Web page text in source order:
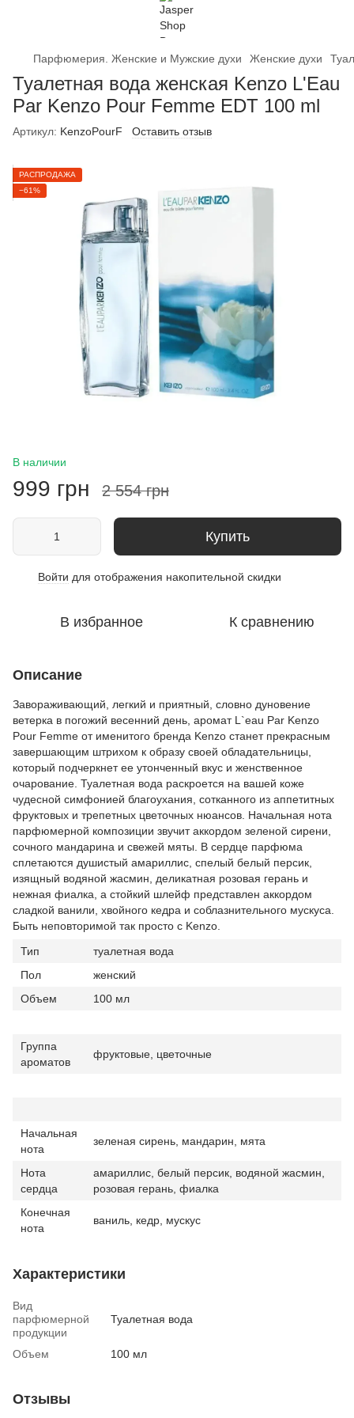
Парфюмерия. Женские и Мужские духи Женские духи
Туалетная вода женская Kenzo L'Eau
Par Kenzo Pour Femme EDT 100 ml
Артикул: KenzoPourF Оставить отзыв
РАСПРОДАЖА
−61%
В наличии
999 грн 2 554 грн
Купить
Войти для отображения накопительной скидки
В избранное К сравнению
Описание
Завораживающий, легкий и приятный, словно дуновение
ветерка в погожий весенний день, аромат L`eau Par Kenzo
Pour Femme от именитого бренда Kenzo станет прекрасным
завершающим штрихом к образу своей обладательницы,
который подчеркнет ее утонченный вкус и женственное
очарование. Туалетная вода раскроется на вашей коже
чудесной симфонией благоухания, сотканного из аппетитных
фруктовых и трепетных цветочных нюансов. Начальная нота
парфюмерной композиции звучит аккордом зеленой сирени,
сочного мандарина и свежей мяты. В сердце парфюма
сплетаются душистый амариллис, спелый белый персик,
изящный водяной жасмин, деликатная розовая герань и
нежная фиалка, а стойкий шлейф представлен аккордом
сладкой ванили, хвойного кедра и соблазнительного мускуса.
Быть неповторимой так просто с Kenzo.
Тип
туалетная вода
Пол
женский
Объем
100 мл
Группа
ароматов
фруктовые, цветочные
Начальная
нота
зеленая сирень, мандарин, мята
Нота
сердца
амариллис, белый персик, водяной жасмин,
розовая герань, фиалка
Конечная
нота
ваниль, кедр, мускус
Характеристики
Вид
парфюмерной
продукции
Туалетная вода
Объем 100 мл
Отзывы